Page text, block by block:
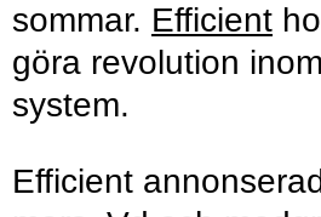
sommar. Efficient
göra revo­lution
system.
Efficient